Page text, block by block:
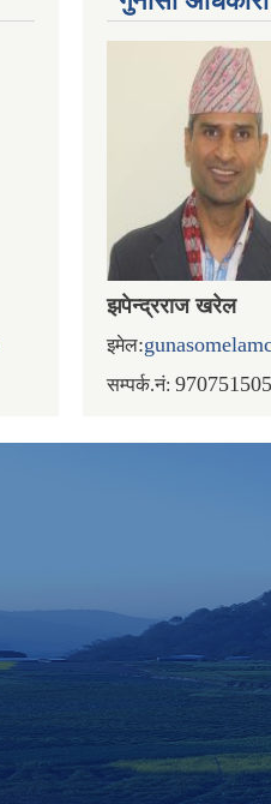
झपेन्द्रराज खरेल
इमेल:
सम्पर्क.नं: